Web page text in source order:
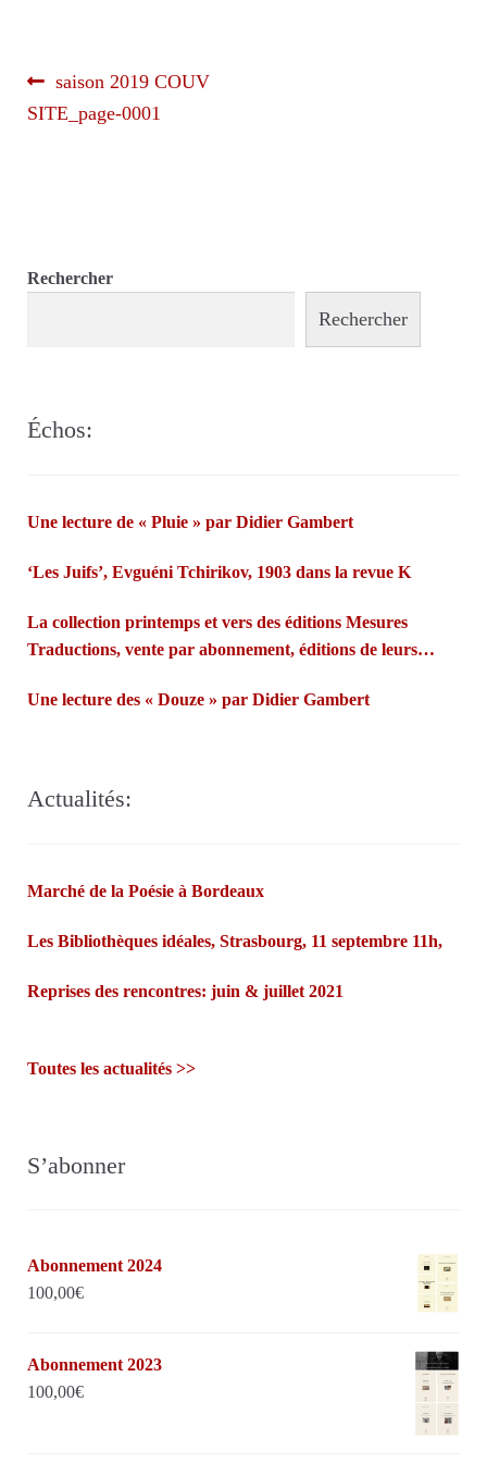
Navigation
de
Article
précédent :
saison 2019 COUV
SITE_page-0001
Rechercher
Rechercher
Échos:
Une lecture de « Pluie » par Didier Gambert
‘Les Juifs’, Evguéni Tchirikov, 1903 dans la revue K
La collection printemps et vers des éditions Mesures
Traductions, vente par abonnement, éditions de leurs
misent sur les fées bretonnes et la confiance des lecteurs.
Une lecture des « Douze » par Didier Gambert
Actualités:
Marché de la Poésie à Bordeaux
Les Bibliothèques idéales, Strasbourg, 11 septembre 11h,
Reprises des rencontres: juin & juillet 2021
Toutes les actualités >>
S’abonner
Abonnement 2024
100,00€
Abonnement 2023
100,00€